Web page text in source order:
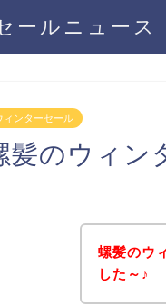
ールニュース
ィンターセール
髪のウィン
螺髪のウ
した～♪